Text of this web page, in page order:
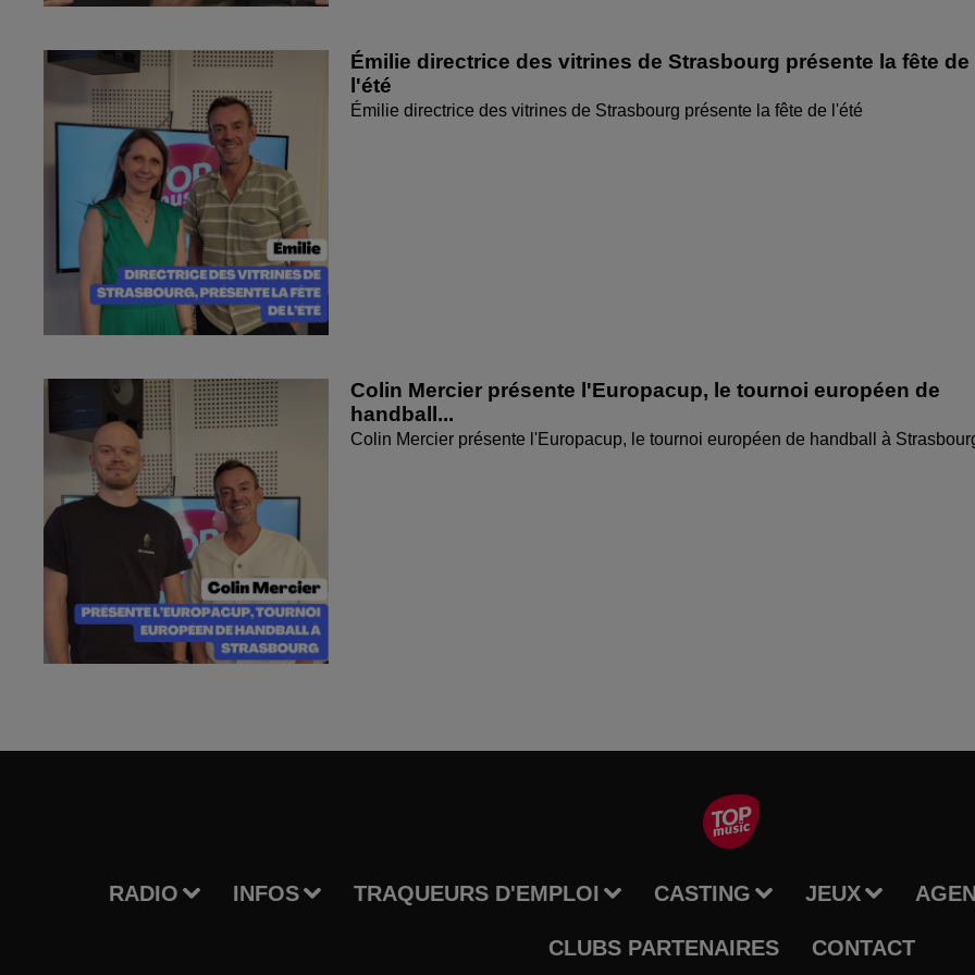
Émilie directrice des vitrines de Strasbourg présente la fête de
l'été
Émilie directrice des vitrines de Strasbourg présente la fête de l'été
Colin Mercier présente l'Europacup, le tournoi européen de
handball...
Colin Mercier présente l'Europacup, le tournoi européen de handball à
RADIO INFOS TRAQUEURS D'EMPLOI CASTING JEUX
CLUBS PARTENAIRES CONTACT